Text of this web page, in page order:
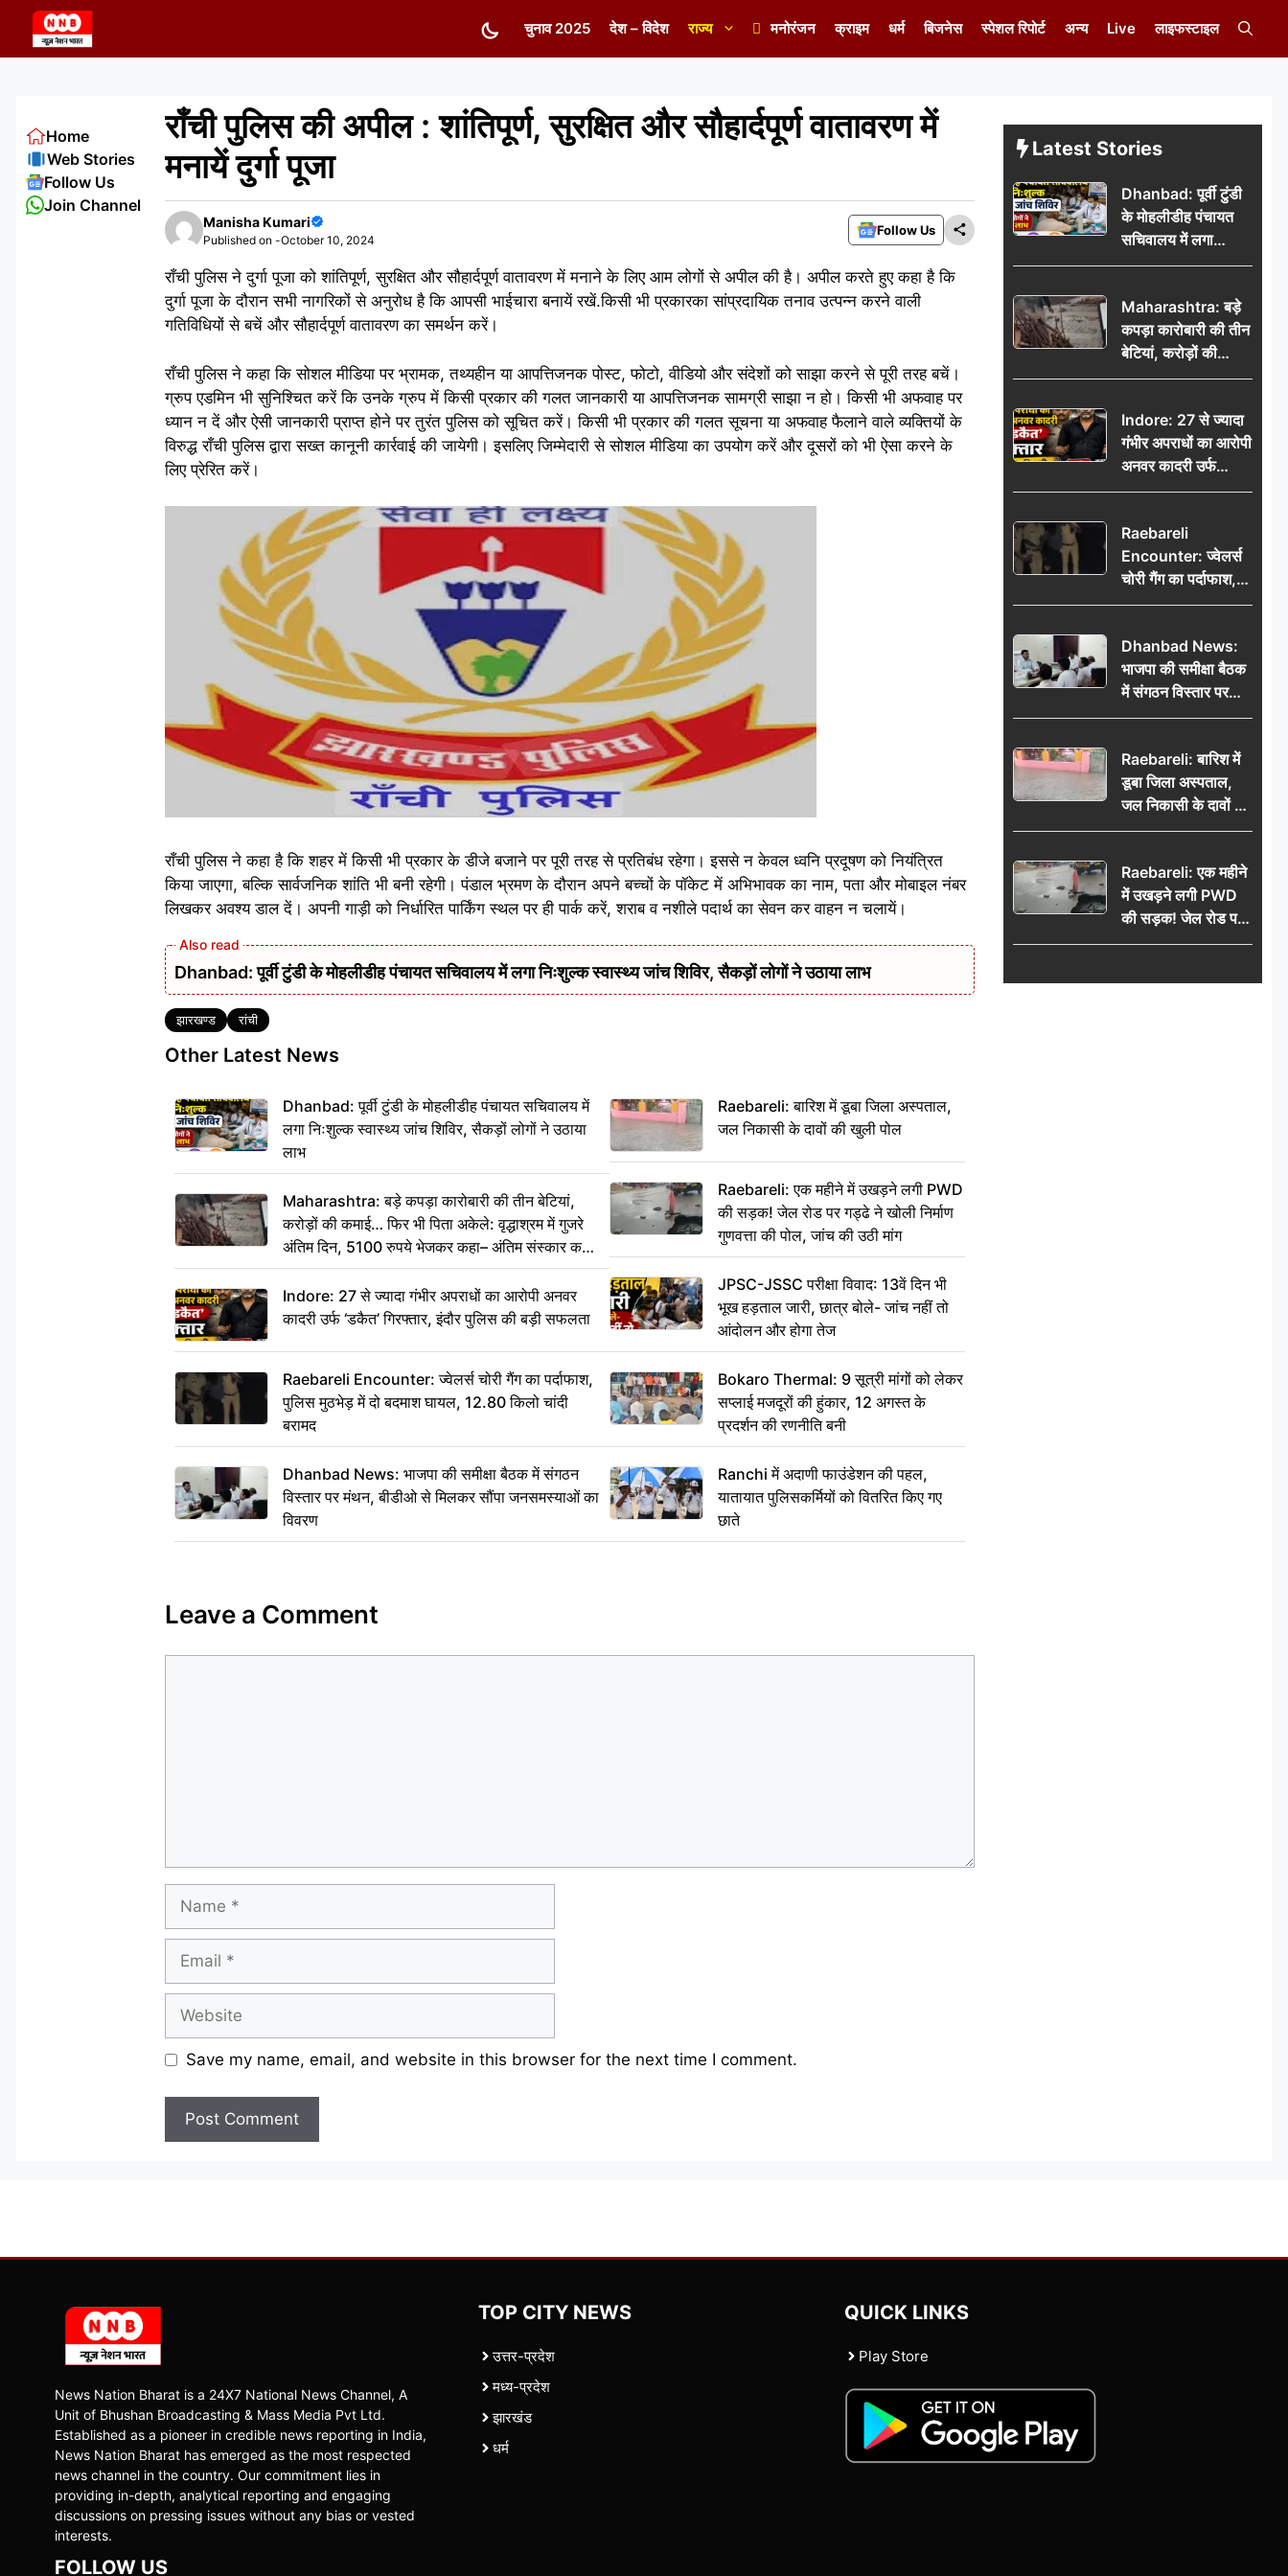
content
चुनाव 2025 देश – विदेश राज्य मनोरंजन क्राइम धर्म बिजनेस स्पेशल रिपोर्ट अन्य Live लाइफस्टाइल
राँची पुलिस की अपील : शांतिपूर्ण, सुरक्षित और सौहार्दपूर्ण वातावरण में
मनायें दुर्गा पूजा
Manisha Kumari
Published on -October 10, 2024
Follow Us
राँची पुलिस ने दुर्गा पूजा को शांतिपूर्ण, सुरक्षित और सौहार्दपूर्ण वातावरण में मनाने के लिए आम लोगों से अपील की है। अपील करते हुए कहा है कि
दुर्गा पूजा के दौरान सभी नागरिकों से अनुरोध है कि आपसी भाईचारा बनायें रखें.किसी भी प्रकारका सांप्रदायिक तनाव उत्पन्न करने वाली
गतिविधियों से बचें और सौहार्दपूर्ण वातावरण का समर्थन करें।
राँची पुलिस ने कहा कि सोशल मीडिया पर भ्रामक, तथ्यहीन या आपत्तिजनक पोस्ट, फोटो, वीडियो और संदेशों को साझा करने से पूरी तरह बचें।
ग्रुप एडमिन भी सुनिश्चित करें कि उनके ग्रुप में किसी प्रकार की गलत जानकारी या आपत्तिजनक सामग्री साझा न हो। किसी भी अफवाह पर
ध्यान न दें और ऐसी जानकारी प्राप्त होने पर तुरंत पुलिस को सूचित करें। किसी भी प्रकार की गलत सूचना या अफवाह फैलाने वाले व्यक्तियों के
विरुद्ध राँची पुलिस द्वारा सख्त कानूनी कार्रवाई की जायेगी। इसलिए जिम्मेदारी से सोशल मीडिया का उपयोग करें और दूसरों को भी ऐसा करने के
लिए प्रेरित करें।
राँची पुलिस ने कहा है कि शहर में किसी भी प्रकार के डीजे बजाने पर पूरी तरह से प्रतिबंध रहेगा। इससे न केवल ध्वनि प्रदूषण को नियंत्रित
किया जाएगा, बल्कि सार्वजनिक शांति भी बनी रहेगी। पंडाल भ्रमण के दौरान अपने बच्चों के पॉकेट में अभिभावक का नाम, पता और मोबाइल नंबर
लिखकर अवश्य डाल दें। अपनी गाड़ी को निर्धारित पार्किंग स्थल पर ही पार्क करें, शराब व नशीले पदार्थ का सेवन कर वाहन न चलायें।
Dhanbad: पूर्वी टुंडी के मोहलीडीह पंचायत सचिवालय में लगा निःशुल्क स्वास्थ्य जांच शिविर, सैकड़ों लोगों ने उठाया लाभ
Tags
झारखण्ड रांची
Other Latest News
Dhanbad: पूर्वी टुंडी के मोहलीडीह पंचायत सचिवालय में
लगा निःशुल्क स्वास्थ्य जांच शिविर, सैकड़ों लोगों ने उठाया
लाभ
Maharashtra: बड़े कपड़ा कारोबारी की तीन बेटियां,
करोड़ों की कमाई… फिर भी पिता अकेले: वृद्धाश्रम में गुजरे
अंतिम दिन, 5100 रुपये भेजकर कहा– अंतिम संस्कार कर
दीजिए हम नहीं आ पाएंगे
Indore: 27 से ज्यादा गंभीर अपराधों का आरोपी अनवर
कादरी उर्फ ‘डकैत’ गिरफ्तार, इंदौर पुलिस की बड़ी सफलता
Raebareli Encounter: ज्वेलर्स चोरी गैंग का पर्दाफाश,
पुलिस मुठभेड़ में दो बदमाश घायल, 12.80 किलो चांदी
बरामद
Dhanbad News: भाजपा की समीक्षा बैठक में संगठन
विस्तार पर मंथन, बीडीओ से मिलकर सौंपा जनसमस्याओं का
विवरण
Raebareli: बारिश में डूबा जिला अस्पताल,
जल निकासी के दावों की खुली पोल
Raebareli: एक महीने में उखड़ने लगी PWD
की सड़क! जेल रोड पर गड्ढे ने खोली निर्माण
गुणवत्ता की पोल, जांच की उठी मांग
JPSC-JSSC परीक्षा विवाद: 13वें दिन भी
भूख हड़ताल जारी, छात्र बोले- जांच नहीं तो
आंदोलन और होगा तेज
Bokaro Thermal: 9 सूत्री मांगों को लेकर
सप्लाई मजदूरों की हुंकार, 12 अगस्त के
प्रदर्शन की रणनीति बनी
Ranchi में अदाणी फाउंडेशन की पहल,
यातायात पुलिसकर्मियों को वितरित किए गए
छाते
Leave a Comment
Name
Email
Website
Save my name, email, and website in this browser for the next time I comment.
Home
Web Stories
Follow Us
Join Channel
Latest Stories
Dhanbad: पूर्वी टुंडी
के मोहलीडीह पंचायत
सचिवालय में लगा
निःशुल्क स्वास्थ्य जांच
उठाया लाभ
Maharashtra: बड़े
कपड़ा कारोबारी की तीन
बेटियां, करोड़ों की
कमाई… फिर भी पिता
अंतिम दिन, 5100 रुपये
भेजकर कहा– अंतिम
संस्कार कर दीजिए हम
नहीं आ पाएंगे
Indore: 27 से ज्यादा
गंभीर अपराधों का आरोपी
अनवर कादरी उर्फ
‘डकैत’ गिरफ्तार, इंदौर
Raebareli
Encounter: ज्वेलर्स
चोरी गैंग का पर्दाफाश,
पुलिस मुठभेड़ में दो
किलो चांदी बरामद
Dhanbad News:
भाजपा की समीक्षा बैठक
में संगठन विस्तार पर
मंथन, बीडीओ से
जनसमस्याओं का विवरण
Raebareli: बारिश में
डूबा जिला अस्पताल,
जल निकासी के दावों की
खुली पोल
Raebareli: एक महीने
में उखड़ने लगी PWD
की सड़क! जेल रोड पर
गड्ढे ने खोली निर्माण
की उठी मांग
News Nation Bharat is a 24X7 National News Channel, A
Unit of Bhushan Broadcasting & Mass Media Pvt Ltd.
Established as a pioneer in credible news reporting in India,
News Nation Bharat has emerged as the most respected
news channel in the country. Our commitment lies in
providing in-depth, analytical reporting and engaging
discussions on pressing issues without any bias or vested
interests.
FOLLOW US
TOP CITY NEWS
उत्तर-प्रदेश
मध्य-प्रदेश
झारखंड
धर्म
QUICK LINKS
Play Store